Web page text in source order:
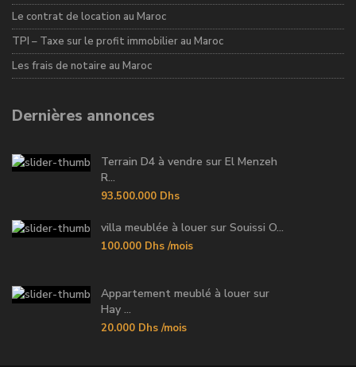
Le contrat de location au Maroc
TPI – Taxe sur le profit immobilier au Maroc
Les frais de notaire au Maroc
Dernières annonces
Terrain D4 à vendre sur El Menzeh
R...
93.500.000 Dhs
villa meublée à louer sur Souissi O...
100.000 Dhs /mois
Appartement meublé à louer sur
Hay ...
20.000 Dhs /mois